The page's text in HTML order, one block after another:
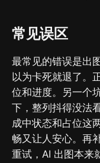
常见误区
最常见的错误是出
以为卡死就退了。
位和进度。另一个
下，整列抖得没法
成中状态和占位这
畅又让人安心。再
重试，AI 出图本来